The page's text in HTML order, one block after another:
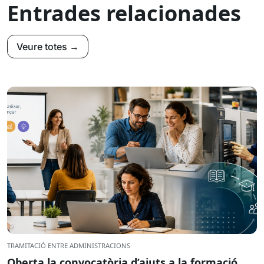
Entrades relacionades
Veure totes →
TRAMITACIÓ ENTRE ADMINISTRACIONS